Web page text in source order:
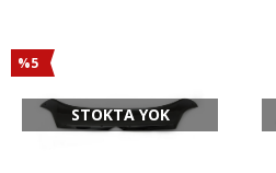
%5
STOKTA YOK